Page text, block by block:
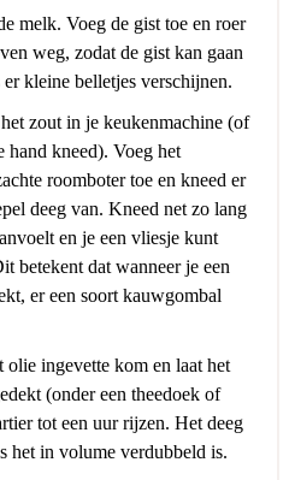
melk. Voeg de gist toe en roer
weg, zodat de gist kan gaan
kleine belletjes verschijnen.
zout in je keukenmachine (of
hand kneed). Voeg het
roomboter toe en kneed er
deeg van. Kneed net zo lang
en je een vliesje kunt
betekent dat wanneer je een
er een soort kauwgombal
olie ingevette kom en laat het
(onder een theedoek of
tot een uur rijzen. Het deeg
het in volume verdubbeld is.